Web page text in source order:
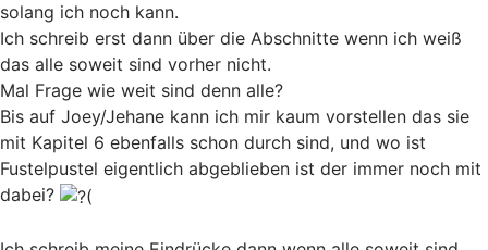
solang ich noch kann.
Ich schreib erst dann über die Abschnitte wenn ich weiß
das alle soweit sind vorher nicht.
Mal Frage wie weit sind denn alle?
Bis auf Joey/Jehane kann ich mir kaum vorstellen das sie
mit Kapitel 6 ebenfalls schon durch sind, und wo ist
Fustelpustel eigentlich abgeblieben ist der immer noch mit
dabei?